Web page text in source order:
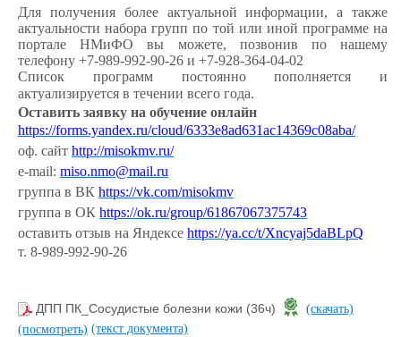
Для получения более актуальной информации, а также
актуальности набора групп по той или иной программе на
портале НМиФО вы можете, позвонив по нашему
телефону +7-989-992-90-26 и +7-928-364-04-02
Список программ постоянно пополняется и
актуализируется в течении всего года.
Оставить заявку на обучение онлайн
https://forms.yandex.ru/cloud/6333e8ad631ac14369c08aba/
оф. сайт http://misokmv.ru/
e-mail: miso.nmo@mail.ru
группа в ВК https://vk.com/misokmv
группа в ОК https://ok.ru/group/61867067375743
оставить отзыв на Яндексе https://ya.cc/t/Xncyaj5daBLpQ
т. 8-989-992-90-26
ДПП ПК_Сосудистые болезни кожи (36ч)
(скачать)
(посмотреть) (текст документа)